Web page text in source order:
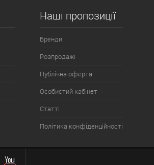
Наші пропозиції
Бренди
Розпродажі
Публічна оферта
Особистий кабінет
Статті
Політика конфіденційності